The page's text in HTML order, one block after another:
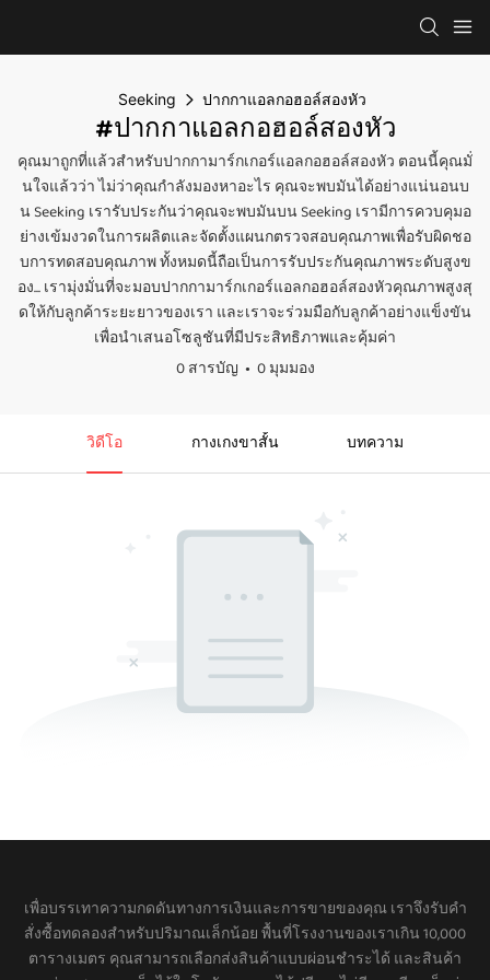
Seeking ปากกาแอลกอฮอล์สองหัว
#ปากกาแอลกอฮอล์สองหัว
คุณมาถูกที่แล้วสำหรับปากกามาร์กเกอร์แอลกอฮอล์สองหัว ตอนนี้คุณมั่
นใจแล้วว่า ไม่ว่าคุณกำลังมองหาอะไร คุณจะพบมันได้อย่างแน่นอนบ
น Seeking เรารับประกันว่าคุณจะพบมันบน Seeking เรามีการควบคุมอ
ย่างเข้มงวดในการผลิตและจัดตั้งแผนกตรวจสอบคุณภาพเพื่อรับผิดชอ
บการทดสอบคุณภาพ ทั้งหมดนี้ถือเป็นการรับประกันคุณภาพระดับสูงข
อง... เรามุ่งมั่นที่จะมอบปากกามาร์กเกอร์แอลกอฮอล์สองหัวคุณภาพสูงสุ
ดให้กับลูกค้าระยะยาวของเรา และเราจะร่วมมือกับลูกค้าอย่างแข็งขัน
เพื่อนำเสนอโซลูชันที่มีประสิทธิภาพและคุ้มค่า
0 สารบัญ
0 มุมมอง
วิดีโอ กางเกงขาสั้น บทความ
เพื่อบรรเทาความกดดันทางการเงินและการขายของคุณ เราจึงรับคำ
สั่งซื้อทดลองสำหรับปริมาณเล็กน้อย พื้นที่โรงงานของเราเกิน 10,000
ตารางเมตร คุณสามารถเลือกส่งสินค้าแบบผ่อนชำระได้ และสินค้า